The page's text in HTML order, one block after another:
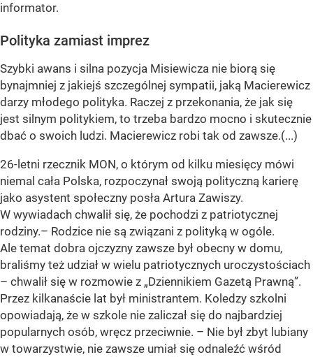
informator.
Polityka zamiast imprez
Szybki awans i silna pozycja Misiewicza nie biorą się
bynajmniej z jakiejś szczególnej sympatii, jaką Macierewicz
darzy młodego polityka. Raczej z przekonania, że jak się
jest silnym politykiem, to trzeba bardzo mocno i skutecznie
dbać o swoich ludzi. Macierewicz robi tak od zawsze.(...)
26-letni rzecznik MON, o którym od kilku miesięcy mówi
niemal cała Polska, rozpoczynał swoją polityczną karierę
jako asystent społeczny posła Artura Zawiszy.
W wywiadach chwalił się, że pochodzi z patriotycznej
rodziny.– Rodzice nie są związani z polityką w ogóle.
Ale temat dobra ojczyzny zawsze był obecny w domu,
braliśmy też udział w wielu patriotycznych uroczystościach
– chwalił się w rozmowie z „Dziennikiem Gazetą Prawną”.
Przez kilkanaście lat był ministrantem. Koledzy szkolni
opowiadają, że w szkole nie zaliczał się do najbardziej
popularnych osób, wręcz przeciwnie. – Nie był zbyt lubiany
w towarzystwie, nie zawsze umiał się odnaleźć wśród